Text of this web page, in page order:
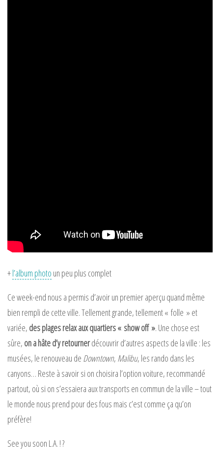
+l’album photo un peu plus complet
Ce week-end nous a permis d’avoir un premier aperçu quand même
bien rempli de cette ville. Tellement grande, tellement « folle » et
variée, des plages relax aux quartiers « show off ». Une chose est
sûre, on a hâte d’y retournerdécouvrir d’autres aspects de la ville : les
musées, le renouveau de Downtown, Malibu, les rando dans les
canyons… Reste à savoir si on choisira l’option voiture, recommandé
partout, où si on s’essaiera aux transports en commun de la ville – tout
le monde nous prend pour des fous mais c’est comme ça qu’on
préfère!
See you soon L.A. ! ?